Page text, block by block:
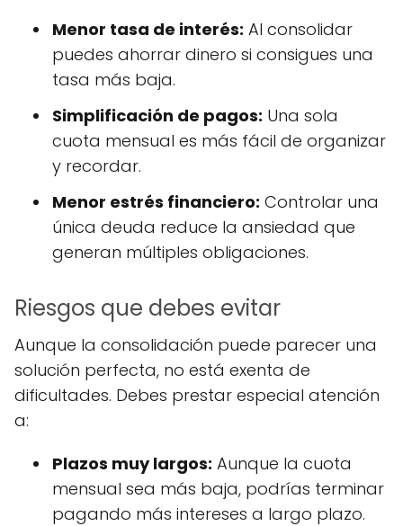
Menor tasa de interés: Al consolidar
puedes ahorrar dinero si consigues una
tasa más baja.
Simplificación de pagos: Una sola
cuota mensual es más fácil de organizar
y recordar.
Menor estrés financiero: Controlar una
única deuda reduce la ansiedad que
generan múltiples obligaciones.
Riesgos que debes evitar
Aunque la consolidación puede parecer una
solución perfecta, no está exenta de
dificultades. Debes prestar especial atención
a:
Plazos muy largos: Aunque la cuota
mensual sea más baja, podrías terminar
pagando más intereses a largo plazo.